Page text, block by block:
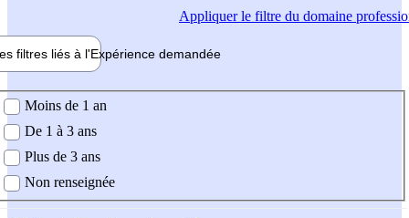
Appliquerle filtre du domaine
filtres liés à l'Expérience demandée
demandée
Moins de 1 an
De 1 à 3 ans
Plus de 3 ans
Non renseignée